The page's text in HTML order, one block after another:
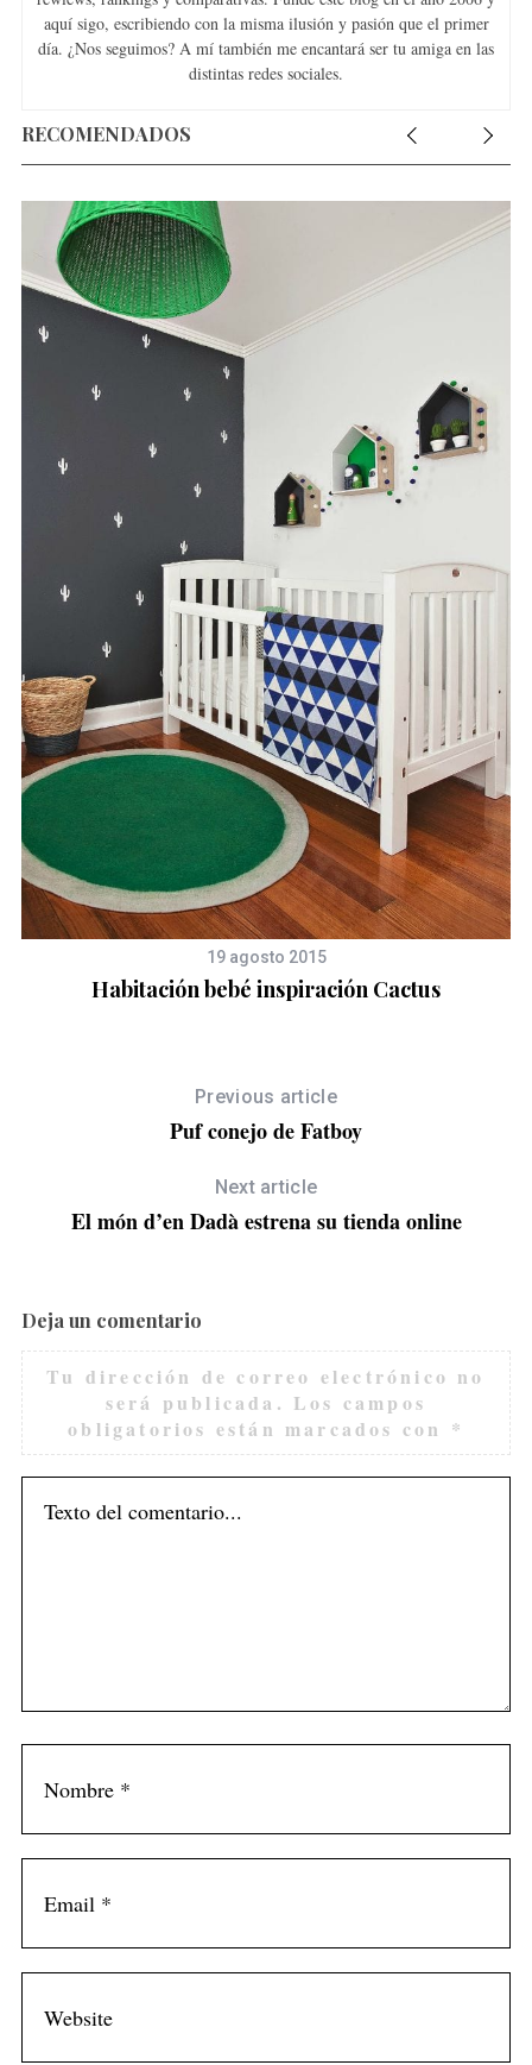
aquí sigo, escribiendo con la misma ilusión y pasión que el primer
día. ¿Nos seguimos? A mí también me encantará ser tu amiga en las
distintas redes sociales.
RECOMENDADOS
19 agosto 2015
Habitación bebé inspiración Cactus
Previous article
Puf conejo de Fatboy
Next article
El món d’en Dadà estrena su tienda online
Deja un comentario
Tu dirección de correo electrónico no
será publicada. Los campos
obligatorios están marcados con *